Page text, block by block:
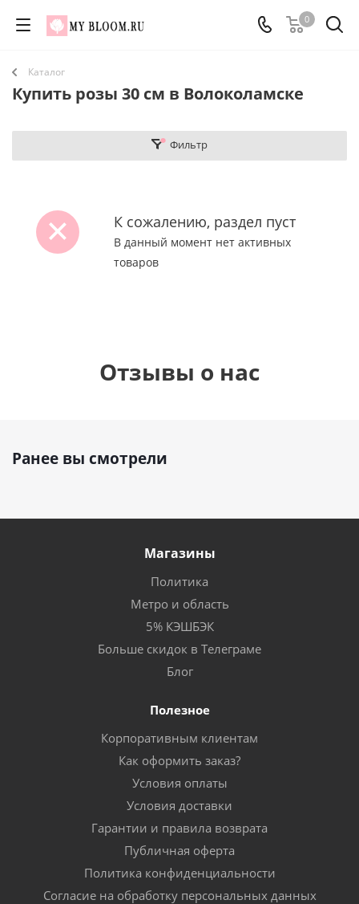
0
Каталог
Купить розы 30 см в Волоколамске
Фильтр
К сожалению, раздел пуст
В данный момент нет активных
товаров
Отзывы о нас
Ранее вы смотрели
Магазины
Политика
Метро и область
5% КЭШБЭК
Больше скидок в Телеграме
Блог
Полезное
Корпоративным клиентам
Как оформить заказ?
Условия оплаты
Условия доставки
Гарантии и правила возврата
Публичная оферта
Политика конфиденциальности
Согласие на обработку персональных данных